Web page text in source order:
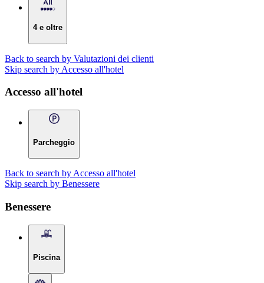
4 e oltre
Back to search by Valutazioni dei clienti
Skip search by Accesso all'hotel
Accesso all'hotel
Parcheggio
Back to search by Accesso all'hotel
Skip search by Benessere
Benessere
Piscina